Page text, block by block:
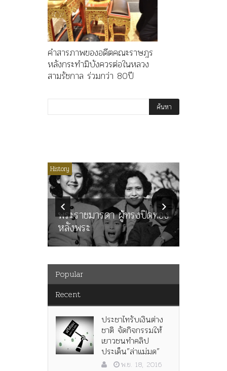
คำสารภาพของอดีตคณะราษฎร
หลังกระทำมิบังควรต่อในหลวง
สามรัชกาล ร่วมกว่า 80ปี
History
พระราชมารดา ผู้ทรงปิดทอง
หลังพระ
Popular
Recent
ประชาไทรับเงินต่าง
ชาติ จัดกิจกรรมให้
เยาวชนทำคลิป
ประเด็น”ล่าแม่มด”
พ.ย. 18, 2016